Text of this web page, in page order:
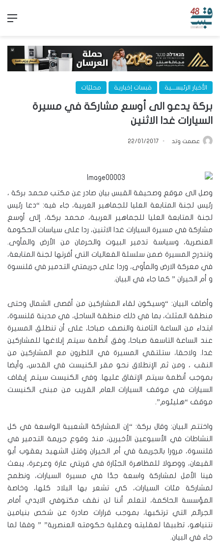
الأخبار الرئيســـية قبسات إخبارية محليّات
بركة يدعو الى أوسع مشاركة في مسيرة
السيارات غدا الاثنين
عصمت وتد 22/01/2017
وصل الى موقع وصحيفة القبس بيان صادر عن مكتب محمد بركة ،
رئيس لجنة المتابعة العليا للجماهير العربية، جاء فيه: “دعا رئيس
لجنة المتابعة العليا للجماهير العربية، محمد بركة، إلى أوسع
مشاركة في مسيرة السيارات غدا الاثنين، ردا على سياسات الحكومة
العنصرية، وسياسة تدمير البيوت والحرمان من الأرض والمأوى.
وتندرج المسيرة ضمن سلسلة الفعاليات التي أقرتها لجنة المتابعة،
في معركة الارض والمأوى، وردا على جريمتي التدمير في قلنسوة
و أم الحيران ” كما جاء في البيان.
وأضاف البيان: “وسيكون لقاء المشاركين من أقصى الشمال وحتى
منطقة المثلث، بما في ذلك منطقة الساحل، في مدينة قلنسوة،
ابتداء من الساعة الثامنة والنصف صباحا، على أن تنطلق المسيرة
عند الساعة التاسعة صباحا، وفق أنظمة سيتم إبلاغها للمشاركين
غدا. ولاحقا، ستلتقي المسيرة في اللطرون مع المشاركين من
النقب ، ومن ثم الإنطلاق نحو مقر الكنيست في القدس، وأيضا
بموجب أنظمة سيتم الإتفاق عليها. وفي الكنيست سيتم إيقاف
السيارات في موقف السيارات العام القريب من مبنى الكنيست
موقف “هليئوم”.
واختتم البيان: وقال بركة: “إن المشاركة الشعبية الواسعة في كل
النشاطات في الأسبوعين الأخيرين، منذ وقوع جريمة التدمير في
قلنسوة، مرورا بالجريمة في أم الحيران وقتل الشهيد يعقوب أبو
القيعان، ووصولا للمظاهرة الجبّارة في قريتي عارة وعرعرة، يبعث
فينا الأمل لمشاركة واسعة جدًا في مسيرة السيارات، ونطمح
لمشاركة مئات السيارات، كي تشعر بها البلاد كلها، وخاصة
المؤسسة الحاكمة، لتعلم أننا لن نقف مكتوفي الايدي أمام
الجرائم التي ترتكبها، بموجب قرارات صادرة عن شخص بنيامين
نتنياهو، تطبيقا لعقليته وعقلية حكومته العنصرية” ” وفقا لما
جاء في البيان.